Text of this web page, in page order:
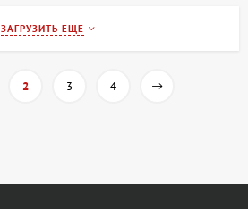
ЗАГРУЗИТЬ ЕЩЕ
2 3 4